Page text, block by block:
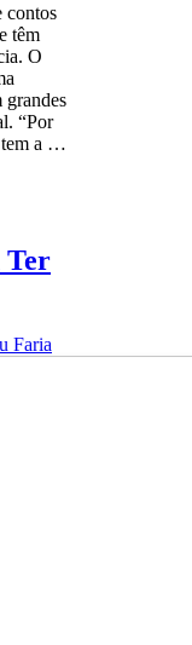
contos
têm
O
grandes
“Por
tem a …
Ter
Faria